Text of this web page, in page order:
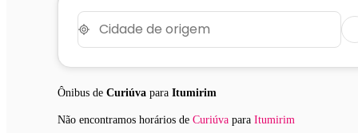
Ônibus de Curiúva para Itumirim
Não encontramos horários de Curiúva para Itumirim